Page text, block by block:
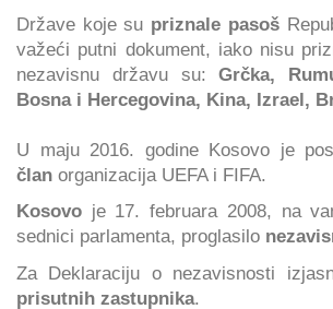
Države koje su priznale pasoš
važeći putni dokument, iako nisu
nezavisnu državu su:Grčka,
Bosna i Hercegovina, Kina, Izrael,
U maju 2016. godine Kosovo je
član organizacija UEFA i FIFA.
Kosovo je 17. februara 2008, na
sednici parlamenta, proglasilo
Za Deklaraciju o nezavisnosti
prisutnih zastupnika.